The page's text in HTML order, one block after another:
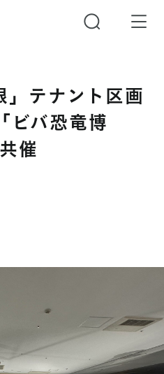
」テナント区画
ビバ恐竜博
催